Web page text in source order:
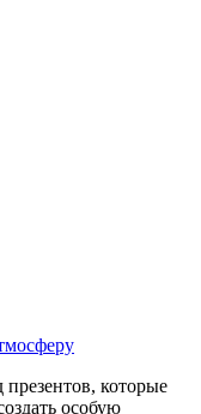
которые
особую